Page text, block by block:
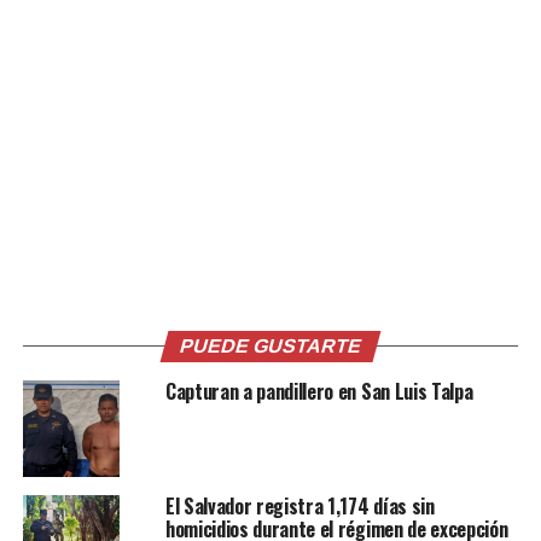
Me gusta esto:
PUEDE GUSTARTE
Capturan a pandillero en San Luis Talpa
El Salvador registra 1,174 días sin
homicidios durante el régimen de excepción